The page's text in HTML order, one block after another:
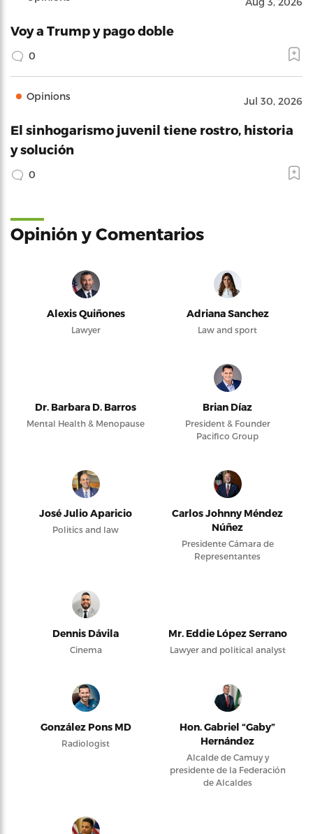
Voy a Trump y pago doble
0
Opinions Jul 30, 2026
El sinhogarismo juvenil tiene rostro, historia
y solución
0
Opinión y Comentarios
Alexis Quiñones
Lawyer
Adriana Sanchez
Law and sport
Dr. Barbara D. Barros
Mental Health & Menopause
Brian Díaz
President & Founder
Pacifico Group
José Julio Aparicio
Politics and law
Carlos Johnny Méndez
Núñez
Presidente Cámara de
Representantes
Dennis Dávila
Cinema
Mr. Eddie López Serrano
Lawyer and political analyst
González Pons MD
Radiologist
Hon. Gabriel “Gaby”
Hernández
Alcalde de Camuy y
presidente de la Federación
de Alcaldes